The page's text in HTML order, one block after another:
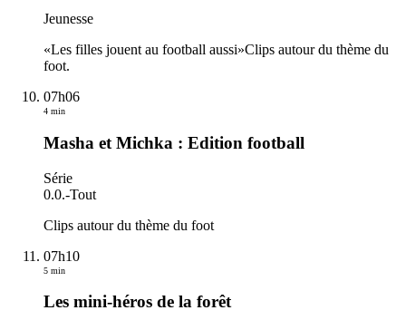
Jeunesse
«Les filles jouent au football aussi»Clips autour du thème du
foot.
07h06
4 min
Masha et Michka : Edition football
Série
0.0.-Tout
Clips autour du thème du foot
07h10
5 min
Les mini-héros de la forêt